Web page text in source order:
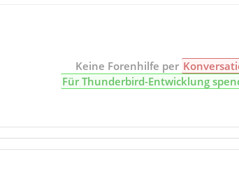
Keine Forenhilfe per
Für Thunderbird-Entwicklung